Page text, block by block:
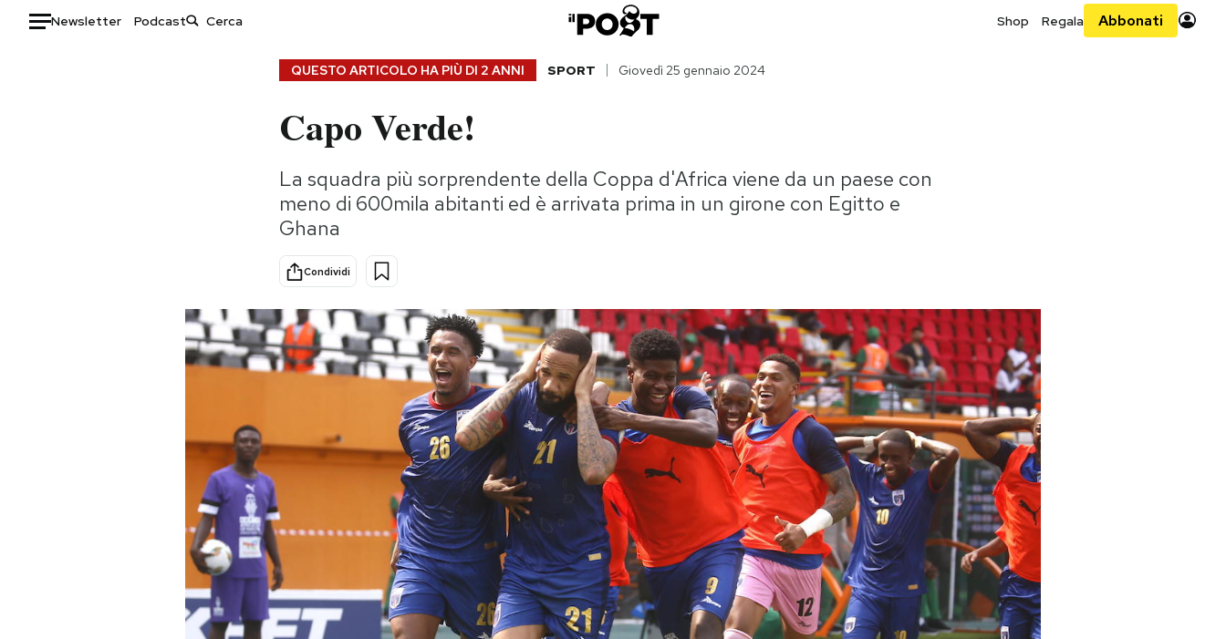
Newsletter Podcast Shop Regala Abbonati
Consumismi
Storie/Idee
Ok Boomer!
Europa
Altrecose
Mondiali calcio 2026
QUESTO ARTICOLO HA PIÙ DI 2 ANNI SPORT Giovedì 25 gennaio 2024
Capo Verde!
La squadra più sorprendente della Coppa d'Africa viene da un paese con
meno di 600mila abitanti ed è arrivata prima in un girone con Egitto e
Ghana
Condividi